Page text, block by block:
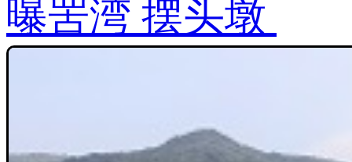
曝罟湾 摆头墩